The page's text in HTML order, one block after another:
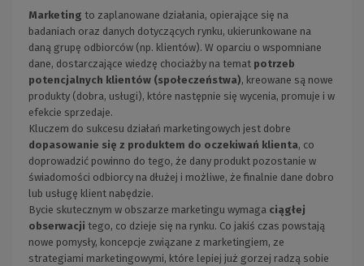
Marketing to zaplanowane działania, opierające się na
badaniach oraz danych dotyczących rynku, ukierunkowane na
daną grupę odbiorców (np. klientów). W oparciu o wspomniane
dane, dostarczające wiedzę chociażby na temat potrzeb
potencjalnych klientów (społeczeństwa), kreowane są nowe
produkty (dobra, usługi), które następnie się wycenia, promuje i w
efekcie sprzedaje.
Kluczem do sukcesu działań marketingowych jest dobre
dopasowanie się z produktem do oczekiwań klienta, co
doprowadzić powinno do tego, że dany produkt pozostanie w
świadomości odbiorcy na dłużej i możliwe, że finalnie dane dobro
lub usługę klient nabędzie.
Bycie skutecznym w obszarze marketingu wymaga ciągłej
obserwacji tego, co dzieje się na rynku. Co jakiś czas powstają
nowe pomysły, koncepcje związane z marketingiem, ze
strategiami marketingowymi, które lepiej już gorzej radzą sobie